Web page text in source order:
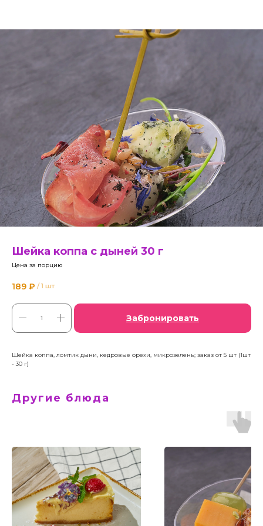
Шейка коппа с дыней 30 г
Цена за порцию
189 ₽ / 1 шт
Забронировать
Шейка коппа, ломтик дыни, кедровые орехи, микрозелень; заказ от 5 шт (1шт
- 30 г)
Другие блюда